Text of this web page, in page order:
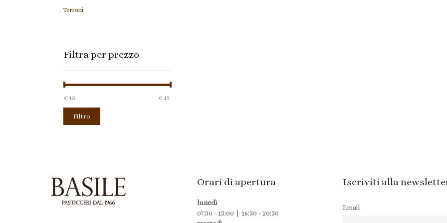
Torroni
Filtra per prezzo
Filtro
€ 15 € 17
Orari di apertura
lunedì
07:30 - 13:00 | 16:30 - 20:30
Iscriviti alla
Email